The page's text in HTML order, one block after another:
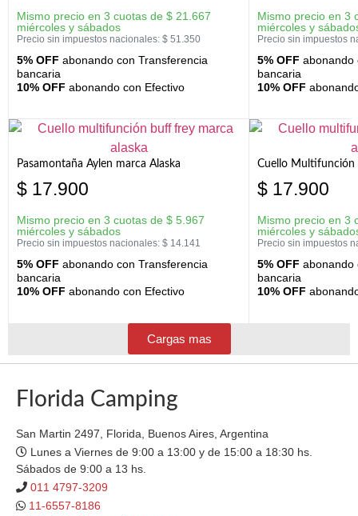
Mismo precio en 3 cuotas de $ 21.667
miércoles y sábados
Precio sin impuestos nacionales: $ 51.350
5% OFF abonando con Transferencia
bancaria
10% OFF abonando con Efectivo
Mismo precio en 3
miércoles y
Precio sin impuestos
5% OFF abonando
bancaria
10% OFF
Pasamontaña Aylen marca Alaska
$ 17.900
Mismo precio en 3 cuotas de $ 5.967
miércoles y sábados
Precio sin impuestos nacionales: $ 14.141
5% OFF abonando con Transferencia
bancaria
10% OFF abonando con Efectivo
Cuello Multifunción
$ 17.900
Mismo precio en 3
miércoles y
Precio sin impuestos
5% OFF abonando
bancaria
10% OFF
Cargas mas
Florida Camping
San Martin 2497, Florida, Buenos Aires, Argentina
Lunes a Viernes de 9:00 a 13:00 y de 15:00 a 18:30 hs.
Sábados de 9:00 a 13 hs.
011 4797-3209
11-6557-8186